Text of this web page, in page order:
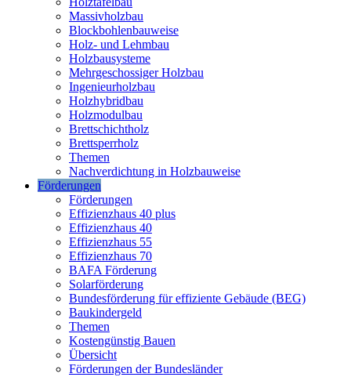
Massivholzbau
Blockbohlenbauweise
Holz- und Lehmbau
Holzbausysteme
Mehrgeschossiger Holzbau
Ingenieurholzbau
Holzhybridbau
Holzmodulbau
Brettschichtholz
Brettsperrholz
Themen
Nachverdichtung in Holzbauweise
Förderungen
Förderungen
Effizienzhaus 40 plus
Effizienzhaus 40
Effizienzhaus 55
Effizienzhaus 70
BAFA Förderung
Solarförderung
Bundesförderung für effiziente Gebäude (BEG)
Baukindergeld
Themen
Kostengünstig Bauen
Übersicht
Förderungen der Bundesländer